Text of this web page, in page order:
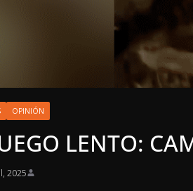
OPINIÓN
LENTO:
2025
LOCALES OPINIÓN
5 agosto, 2026